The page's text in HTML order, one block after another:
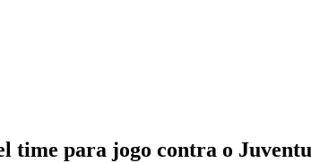
time para jogo contra o